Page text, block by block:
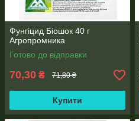
Фунгіцид Біошок 40 г
Агропромника
Готово до відправки
70,30 ₴ 71,80 ₴
Купити